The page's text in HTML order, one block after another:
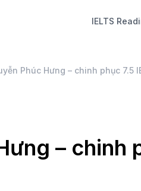
IELTS
– chinh